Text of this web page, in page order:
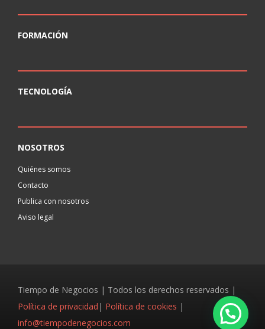
FORMACIÓN
TECNOLOGÍA
NOSOTROS
Quiénes somos
Contacto
Publica con nosotros
Aviso legal
Tiempo de Negocios | Todos los derechos reservados |
Política de privacidad | Política de cookies |
info@tiempodenegocios.com